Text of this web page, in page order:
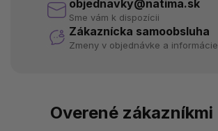
objednavky@natima.sk
Sme vám k dispozícii
Zákaznícka samoobsluha
Zmeny v objednávke a informácie
Overené zákazníkmi